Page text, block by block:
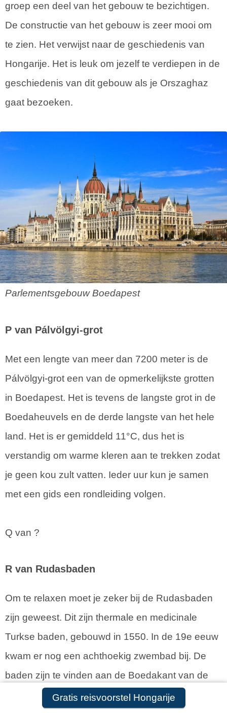
Gratis reisvoorstel Hongarije
groep een deel van het gebouw te bezichtigen.
De constructie van het gebouw is zeer mooi om
te zien. Het verwijst naar de geschiedenis van
Hongarije. Het is leuk om jezelf te verdiepen in de
geschiedenis van dit gebouw als je Orszaghaz
gaat bezoeken.
Parlementsgebouw Boedapest
P van Pálvölgyi-grot
Met een lengte van meer dan 7200 meter is de
Pálvölgyi-grot een van de opmerkelijkste grotten
in Boedapest. Het is tevens de langste grot in de
Boedaheuvels en de derde langste van het hele
land. Het is er gemiddeld 11°C, dus het is
verstandig om warme kleren aan te trekken zodat
je geen kou zult vatten. Ieder uur kun je samen
met een gids een rondleiding volgen.
Q van ?
R van Rudasbaden
Om te relaxen moet je zeker bij de Rudasbaden
zijn geweest. Dit zijn thermale en medicinale
Turkse baden, gebouwd in 1550. In de 19e eeuw
kwam er nog een achthoekig zwembad bij. De
baden zijn te vinden aan de Boedakant van de
Elisabethbrug.